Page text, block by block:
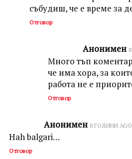
събудиш, че е време за
Отговор
Анонимен
Много тъп
че има хора, за
работа не е
Отговор
Анонимен 8 ГОДИНИ AGO
Hah balgari…
Отговор